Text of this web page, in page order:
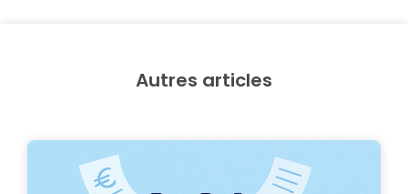
Autres articles